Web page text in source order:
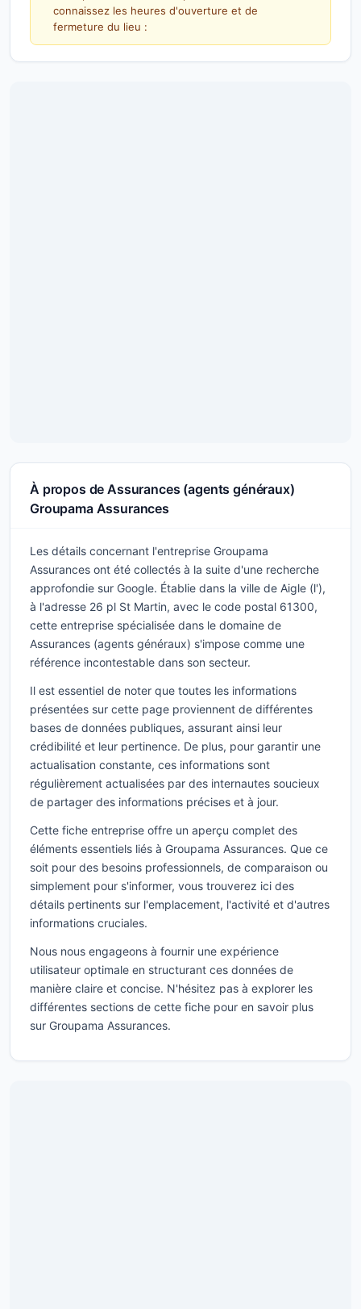
connaissez les heures d'ouverture et de
fermeture du lieu :
À propos de Assurances (agents généraux)
Groupama Assurances
Les détails concernant l'entreprise Groupama
Assurances ont été collectés à la suite d'une recherche
approfondie sur Google. Établie dans la ville de Aigle (l'),
à l'adresse 26 pl St Martin, avec le code postal 61300,
cette entreprise spécialisée dans le domaine de
Assurances (agents généraux) s'impose comme une
référence incontestable dans son secteur.
Il est essentiel de noter que toutes les informations
présentées sur cette page proviennent de différentes
bases de données publiques, assurant ainsi leur
crédibilité et leur pertinence. De plus, pour garantir une
actualisation constante, ces informations sont
régulièrement actualisées par des internautes soucieux
de partager des informations précises et à jour.
Cette fiche entreprise offre un aperçu complet des
éléments essentiels liés à Groupama Assurances. Que ce
soit pour des besoins professionnels, de comparaison ou
simplement pour s'informer, vous trouverez ici des
détails pertinents sur l'emplacement, l'activité et d'autres
informations cruciales.
Nous nous engageons à fournir une expérience
utilisateur optimale en structurant ces données de
manière claire et concise. N'hésitez pas à explorer les
différentes sections de cette fiche pour en savoir plus
sur Groupama Assurances.